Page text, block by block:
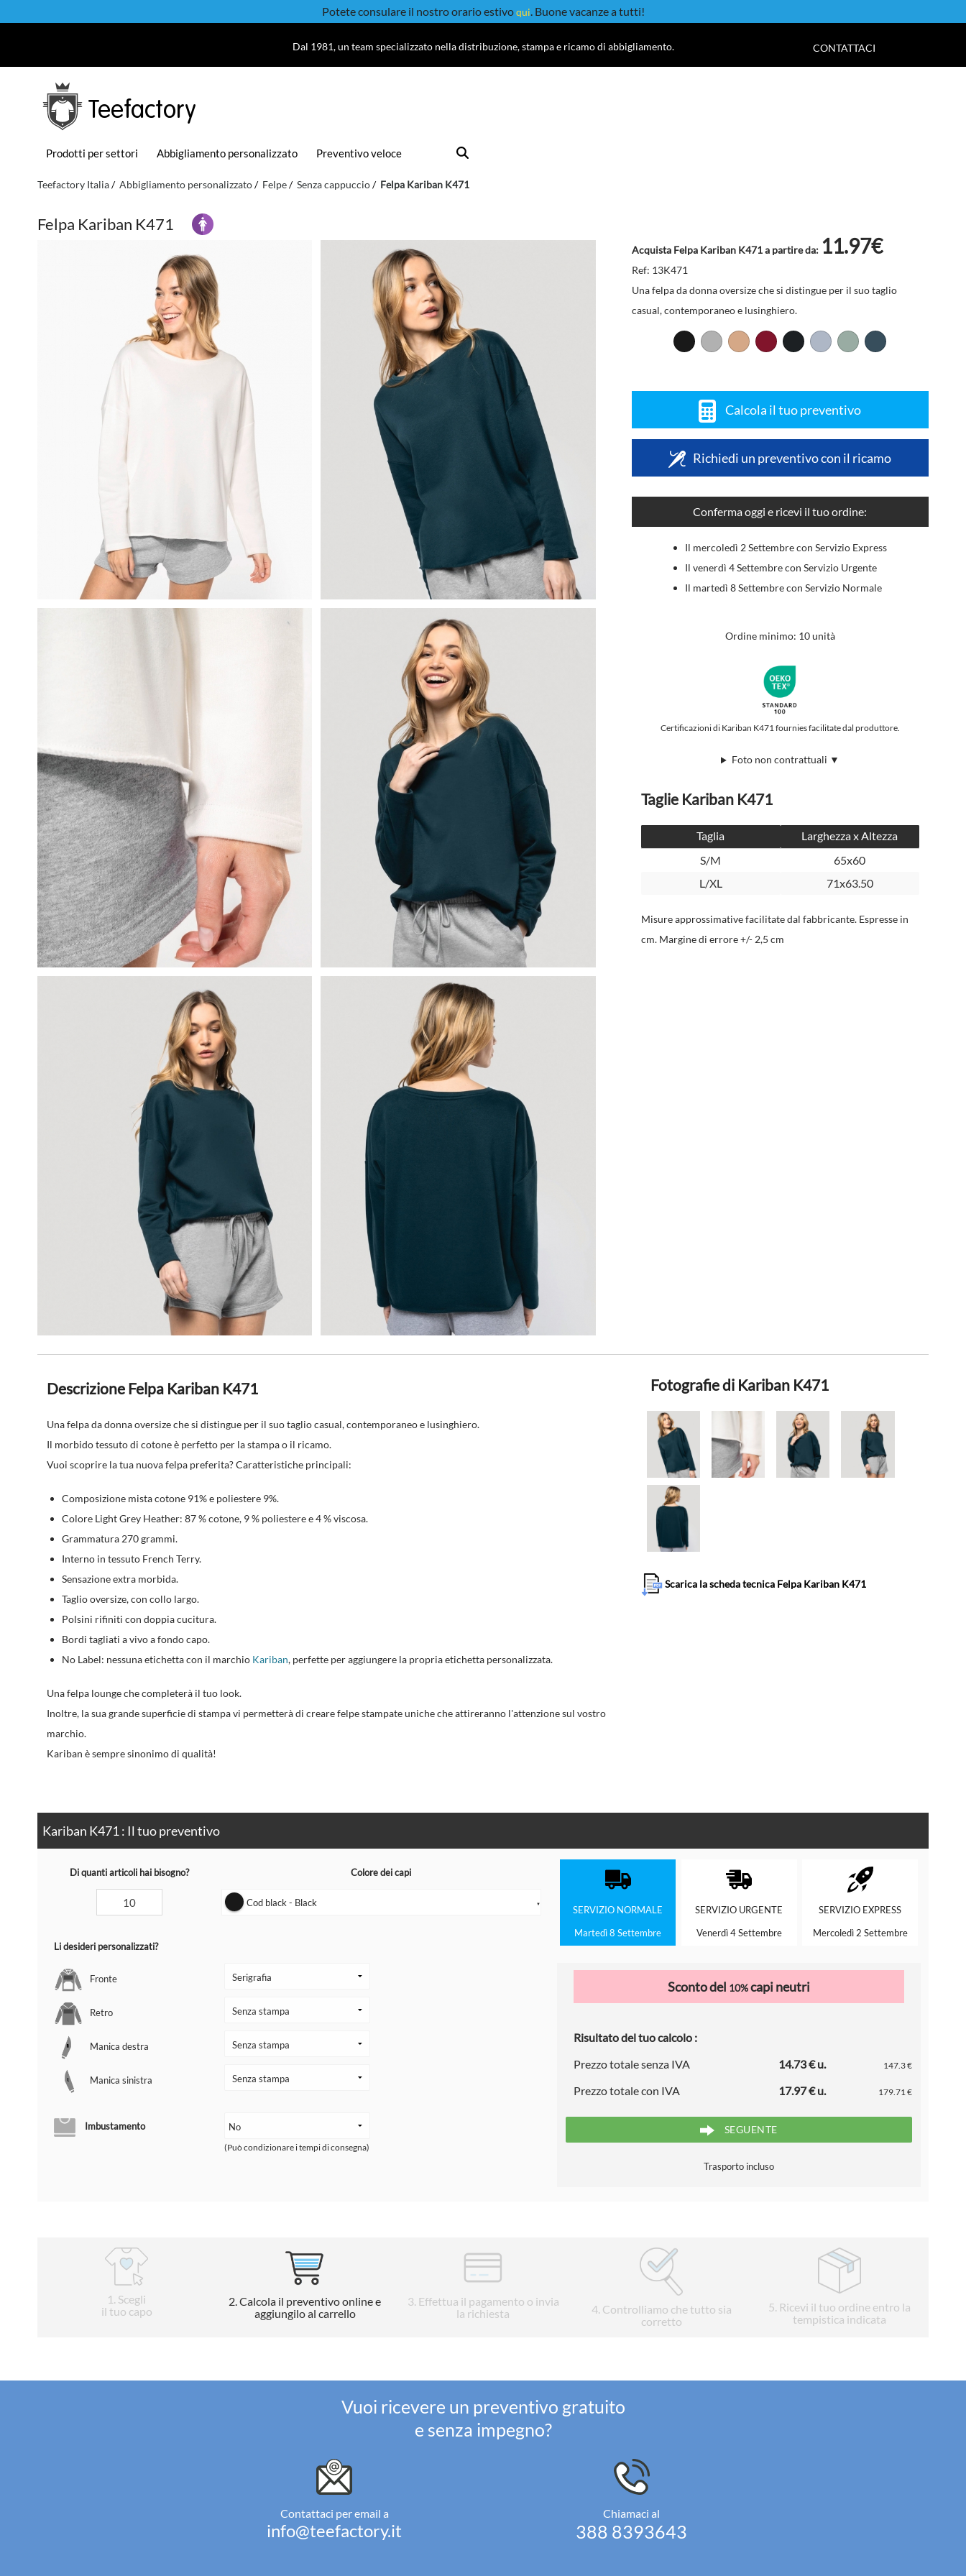
Potete consulare il nostro orario estivoqui. Buone vacanze a tutti!
Dal 1981, un team specializzato nella distribuzione, stampa e ricamo di abbigliamento. CONTATTACI
Teefactory
Prodotti per settori Abbigliamento personalizzato Preventivo veloce
Teefactory Italia Abbigliamento personalizzato Felpe Senza cappuccio Felpa Kariban K471
Felpa Kariban K471
Acquista Felpa Kariban K471 a partire da: 11.97€
Ref: 13K471
Una felpa da donna oversize che si distingue per il suo taglio
casual, contemporaneo e lusinghiero.
Calcola il tuo preventivo
Richiedi un preventivo con il ricamo
Conferma oggi e ricevi il tuo ordine:
Il mercoledì 2 Settembre con Servizio Express
Il venerdì 4 Settembre con Servizio Urgente
Il martedì 8 Settembre con Servizio Normale
Ordine minimo: 10 unità
Certificazioni di Kariban K471 fournies facilitate dal produttore.
Foto non contrattuali ▼
Taglie Kariban K471
Taglia
Larghezza x Altezza
S/M
65x60
L/XL
71x63.50
Misure approssimative facilitate dal fabbricante. Espresse in
cm. Margine di errore +/- 2,5 cm
Descrizione Felpa Kariban K471
Una felpa da donna oversize che si distingue per il suo taglio casual, contemporaneo e lusinghiero.
Il morbido tessuto di cotone è perfetto per la stampa o il ricamo.
Vuoi scoprire la tua nuova felpa preferita? Caratteristiche principali:
Composizione mista cotone 91% e poliestere 9%.
Colore Light Grey Heather: 87 % cotone, 9 % poliestere e 4 % viscosa.
Grammatura 270 grammi.
Interno in tessuto French Terry.
Sensazione extra morbida.
Taglio oversize, con collo largo.
Polsini rifiniti con doppia cucitura.
Bordi tagliati a vivo a fondo capo.
No Label: nessuna etichetta con il marchio Kariban, perfette per aggiungere la propria etichetta personalizzata.
Una felpa lounge che completerà il tuo look.
Inoltre, la sua grande superficie di stampa vi permetterà di creare felpe stampate uniche che attireranno l'attenzione sul vostro
marchio.
Kariban è sempre sinonimo di qualità!
Fotografie di Kariban K471
Scarica la scheda tecnica Felpa Kariban K471
Kariban K471 : Il tuo preventivo
Di quanti articoli hai bisogno? Colore dei capi
Cod black - Black ▼
Li desideri personalizzati?
Fronte
Retro
Manica destra
Manica sinistra
Imbustamento
(Può condizionare i tempi di consegna)
SERVIZIO NORMALE
Martedì 8 Settembre
SERVIZIO URGENTE
Venerdì 4 Settembre
SERVIZIO EXPRESS
Mercoledì 2 Settembre
Sconto del 10%capi neutri
Risultato del tuo calcolo :
Prezzo totale senza IVA
14.73 € u. 147.3 €
Prezzo totale con IVA 17.97 € u. 179.71 €
SEGUENTE
Trasporto incluso
1 . Scegli
il tuo capo
2. Calcola il preventivo online e
aggiungilo al carrello
3. Effettua il pagamento o invia
la richiesta
4. Controlliamo che tutto sia
corretto
5 . Ricevi il tuo ordine entro la
tempistica indicata
Vuoi ricevere un preventivo gratuito
e senza impegno?
Contattaci per email a
info@teefactory.it
Chiamaci al
388 8393643